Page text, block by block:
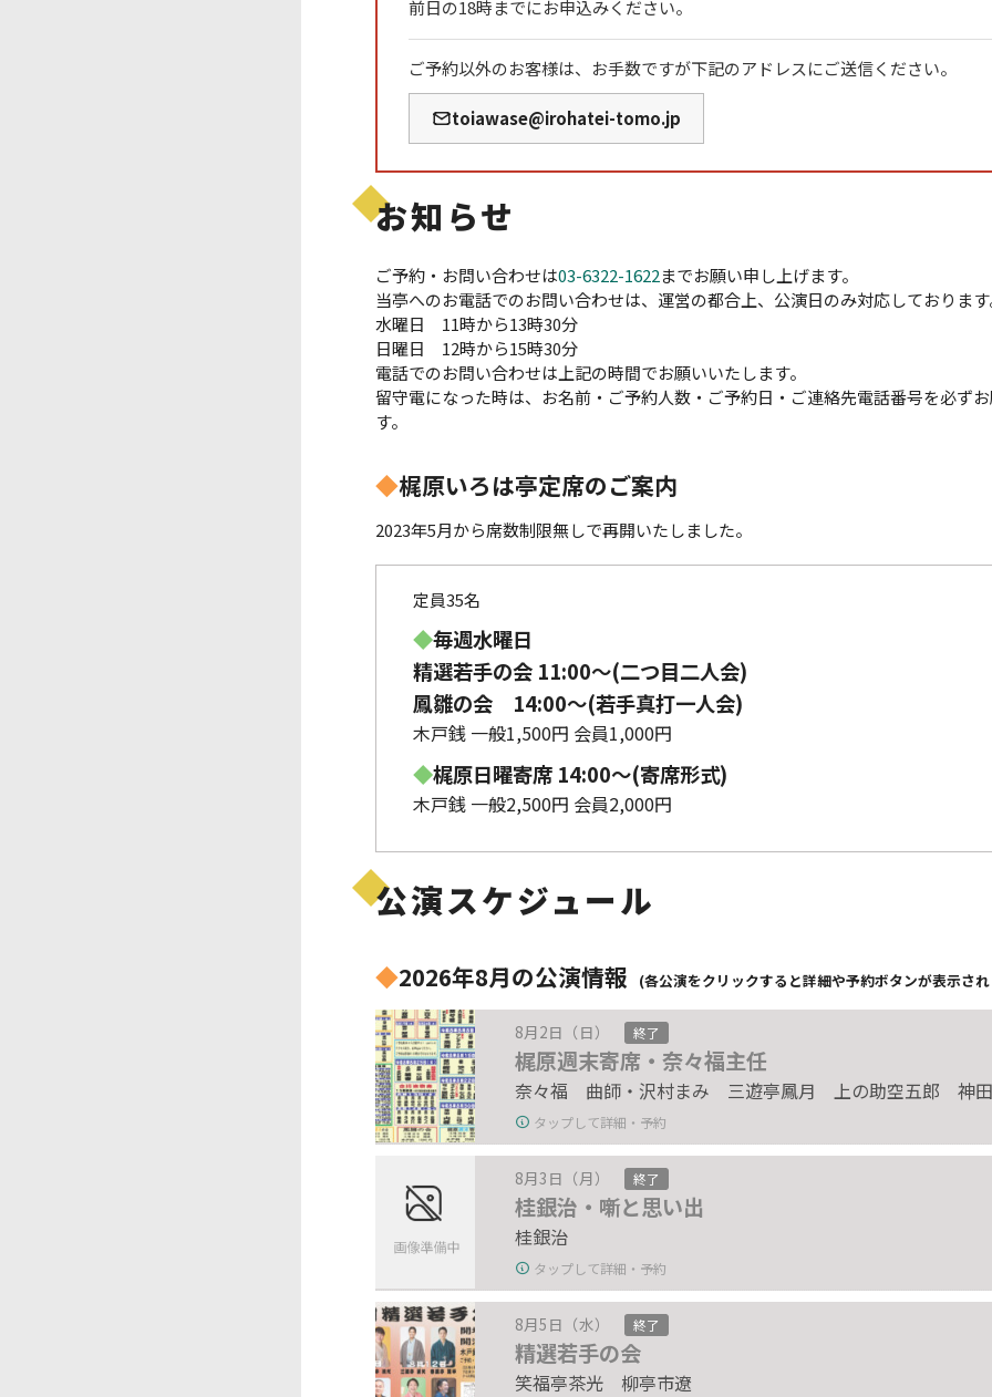
前日の18時までにお申込みください。
ご予約以外のお客様は、お手数ですが下記のアドレスにご送信ください。
toiawase@irohatei-tomo.jp
お知らせ
ご予約・お問い合わせは03-6322-1622までお願い申し上げます。
当亭へのお電話でのお問い合わせは、運営の都合上、公演日のみ対応しておりま
水曜日 11時から13時30分
日曜日 12時から15時30分
電話でのお問い合わせは上記の時間でお願いいたします。
留守電になった時は、お名前・ご予約人数・ご予約日・ご連絡先電話番号を必ず
す。
◆梶原いろは亭定席のご案内
2023年5月から席数制限無しで再開いたしました。
定員35名
◆毎週水曜日
精選若手の会 11:00〜(二つ目二人会)
鳳雛の会 14:00～(若手真打一人会)
木戸銭 一般1,500円 会員1,000円
◆梶原日曜寄席 14:00〜(寄席形式)
木戸銭 一般2,500円 会員2,000円
公演スケジュール
◆2026年8月の公演情報 (各公演をクリックすると詳細や予約ボタンが表示さ
8月2日（日） 終了
梶原週末寄席・奈々福主任
奈々福 曲師・沢村まみ 三遊亭鳳月 上の助空五郎 神
タップして詳細・予約
8月3日（月） 終了
桂銀治・噺と思い出
桂銀治
タップして詳細・予約
8月5日（水） 終了
精選若手の会
笑福亭茶光 柳亭市遼